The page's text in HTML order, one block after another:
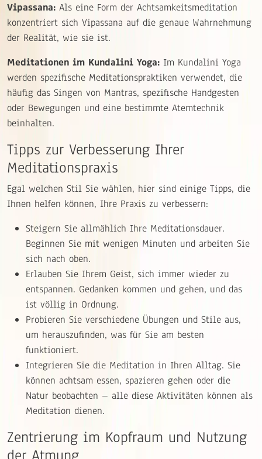
Vipassana: Als eine Form der Achtsamkeitsmeditation
konzentriert sich Vipassana auf die genaue Wahrnehmung
der Realität, wie sie ist.
Meditationen im Kundalini Yoga: Im Kundalini Yoga
werden spezifische Meditationspraktiken verwendet, die
häufig das Singen von Mantras, spezifische Handgesten
oder Bewegungen und eine bestimmte Atemtechnik
beinhalten.
Tipps zur Verbesserung Ihrer
Meditationspraxis
Egal welchen Stil Sie wählen, hier sind einige Tipps, die
Ihnen helfen können, Ihre Praxis zu verbessern:
Steigern Sie allmählich Ihre Meditationsdauer.
Beginnen Sie mit wenigen Minuten und arbeiten Sie
sich nach oben.
Erlauben Sie Ihrem Geist, sich immer wieder zu
entspannen. Gedanken kommen und gehen, und das
ist völlig in Ordnung.
Probieren Sie verschiedene Übungen und Stile aus,
um herauszufinden, was für Sie am besten
funktioniert.
Integrieren Sie die Meditation in Ihren Alltag. Sie
können achtsam essen, spazieren gehen oder die
Natur beobachten – alle diese Aktivitäten können als
Meditation dienen.
Zentrierung im Kopfraum und Nutzung